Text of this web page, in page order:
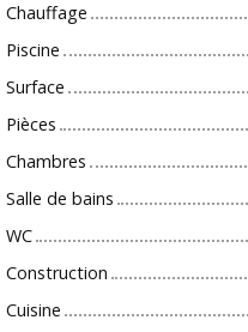
Chauffage
Piscine
Surface
Pièces
Chambres
Salle de bains
WC
Construction
Cuisine